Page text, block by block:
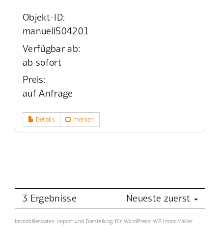
Objekt-ID:
manuell504201
Verfügbar ab:
ab sofort
Preis:
auf Anfrage
Details merken
3 Ergebnisse Neueste zuerst
Immobiliendaten-Import und Darstellung für WordPress: WP-ImmoMakler